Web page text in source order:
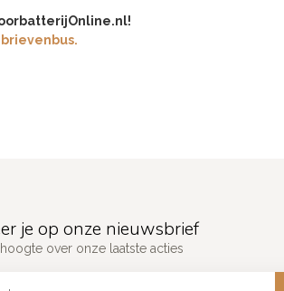
je op onze nieuwsbrief
over onze laatste acties